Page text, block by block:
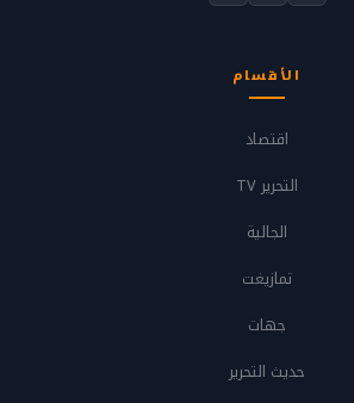
الأقسام
اقتصاد
التحرير TV
الجالية
تمازيغت
جهات
حديث التحرير